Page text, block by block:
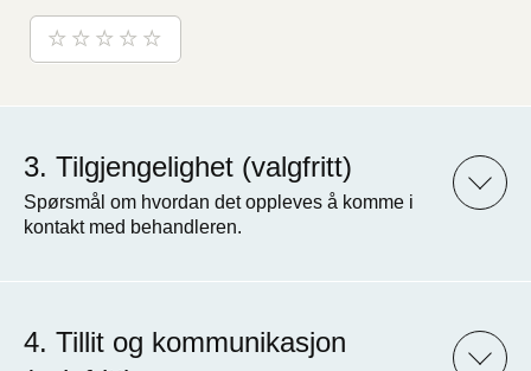
Tilgjengelighet (valgfritt)
Spørsmål om hvordan det oppleves å komme i
kontakt med behandleren.
Tillit og kommunikasjon